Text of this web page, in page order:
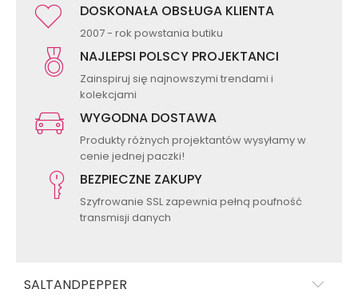
DOSKONAŁA OBSŁUGA KLIENTA
2007 - rok powstania butiku
NAJLEPSI POLSCY PROJEKTANCI
Zainspiruj się najnowszymi trendami i
kolekcjami
WYGODNA DOSTAWA
Produkty różnych projektantów wysyłamy w
cenie jednej paczki!
BEZPIECZNE ZAKUPY
Szyfrowanie SSL zapewnia pełną poufność
transmisji danych
SALTANDPEPPER